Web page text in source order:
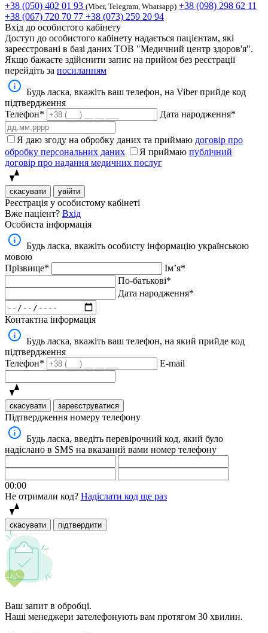
+38 (050) 402 01 93 (Viber, Telegram, Whatsapp) +38 (098) 298 62 11
+38 (067) 720 70 77 +38 (073) 259 20 94
Вхід до особистого кабінету
Доступ до особистого кабінету надається пацієнтам, які
зареєстровані в базі даних ТОВ "Медичний центр здоров'я".
Якщо бажаєте здійснити запис на прийом без реєстрації
перейдіть за посиланням
Будь ласка, вкажіть ваш телефон, на Viber прийде код
підтвердження
Телефон*
Дата народження*
Я даю згоду на обробку даних та приймаю договір про
обробку персональних даних
Я приймаю публічний
договір про надання медичних послуг
скасувати увійти
Реєстрація у особистому кабінеті
Вже паціент? Вхід
Особиста інформація
Будь ласка, вкажіть особисту інформацію українською
мовою
Прізвище*
Імʼя*
По-батькові*
Дата народження*
Контактна інформація
Будь ласка, вкажіть ваш телефон, на який прийде код
підтвердження
Телефон*
E-mail
скасувати зареєструватися
Підтвердження номеру телефону
Будь ласка, введіть перевірочний код, який було
надіслано в SMS на вказаний вами номер телефону
00:00
Не отримали код? Надіслати код ще раз
скасувати підтвердити
Ваш запит в обробці.
Наші менеджери зателефонують вам протягом 30 хвилин.